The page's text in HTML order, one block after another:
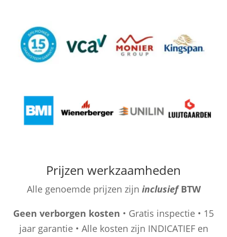
Prijzen werkzaamheden
Alle genoemde prijzen zijn inclusiefBTW
Geen verborgen kosten • Gratis inspectie • 15
jaar garantie • Alle kosten zijn INDICATIEF en